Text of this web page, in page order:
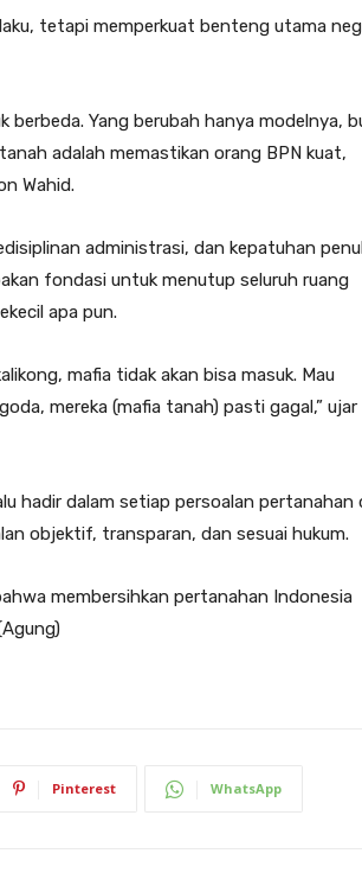
tetapi memperkuat benteng utama
berbeda. Yang berubah hanya modelnya,
adalah memastikan orang BPN kuat,
Wahid.
administrasi, dan kepatuhan
fondasi untuk menutup seluruh ruang
apa pun.
mafia tidak akan bisa masuk. Mau
mereka (mafia tanah) pasti gagal,” ujar
hadir dalam setiap persoalan pertanahan
objektif, transparan, dan sesuai hukum.
membersihkan pertanahan Indonesia
Pinterest WhatsApp